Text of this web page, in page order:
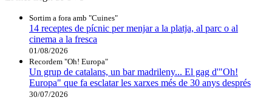
Sortim a fora amb "Cuines"
14 receptes de pícnic per menjar a la platja, al parc o al
cinema a la fresca
01/08/2026
Recordem "Oh! Europa"
Un grup de catalans, un bar madrileny... El gag d'"Oh!
Europa" que fa esclatar les xarxes més de 30 anys després
30/07/2026